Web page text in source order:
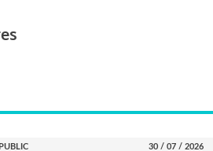
30 / 07 / 2026